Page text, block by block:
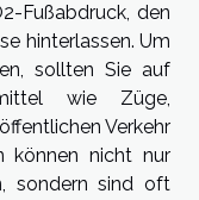
Fußabdruck, den
hinterlassen. Um
sollten Sie auf
wie Züge,
Verkehr
können nicht nur
sondern sind oft